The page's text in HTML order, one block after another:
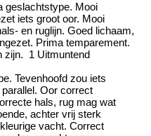
geslachtstype. Mooi
iets groot oor. Mooi
en ruglijn. Goed lichaam,
Prima temparement.
zijn. 1 Uitmuntend
Tevenhoofd zou iets
Oor correct
hals, rug mag wat
achter vrij sterk
vacht. Correct